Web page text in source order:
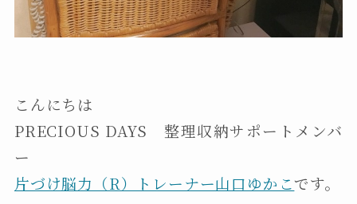
こんにちは
PRECIOUS DAYS 整理収納サポートメンバ
ー
片づけ脳力（R）トレーナー山口ゆかこです。